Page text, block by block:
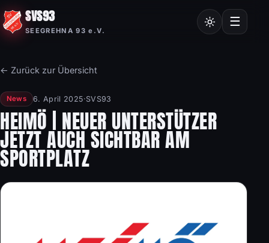
SVS93
SEEGREHNA 93 e.V.
Chroniken
Frauensport
Burgstalllauf
☰
← Zurück zur Übersicht
News 6. April 2025·SVS93
HEIMÖ | NEUER UNTERSTÜTZER
JETZT AUCH SICHTBAR AM
SPORTPLATZ